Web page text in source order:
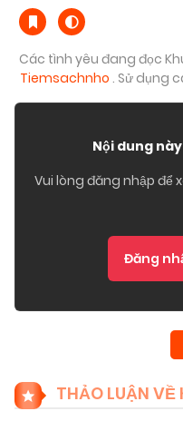
Các tình yêu đang đọc
Tiemsachnho . Sử dụng
Nội dung
Vui lòng đăng nhập
Đăng
THẢO LUẬN VỀ